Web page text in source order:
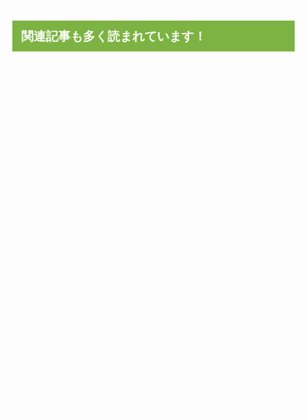
関連記事も多く読まれています！